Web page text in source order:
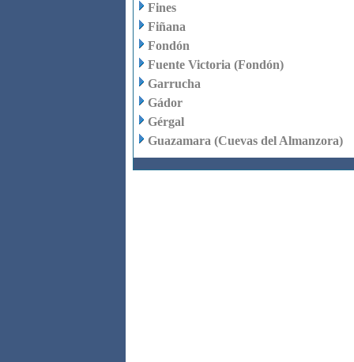
Fines
Fiñana
Fondón
Fuente Victoria (Fondón)
Garrucha
Gádor
Gérgal
Guazamara (Cuevas del Almanzora)